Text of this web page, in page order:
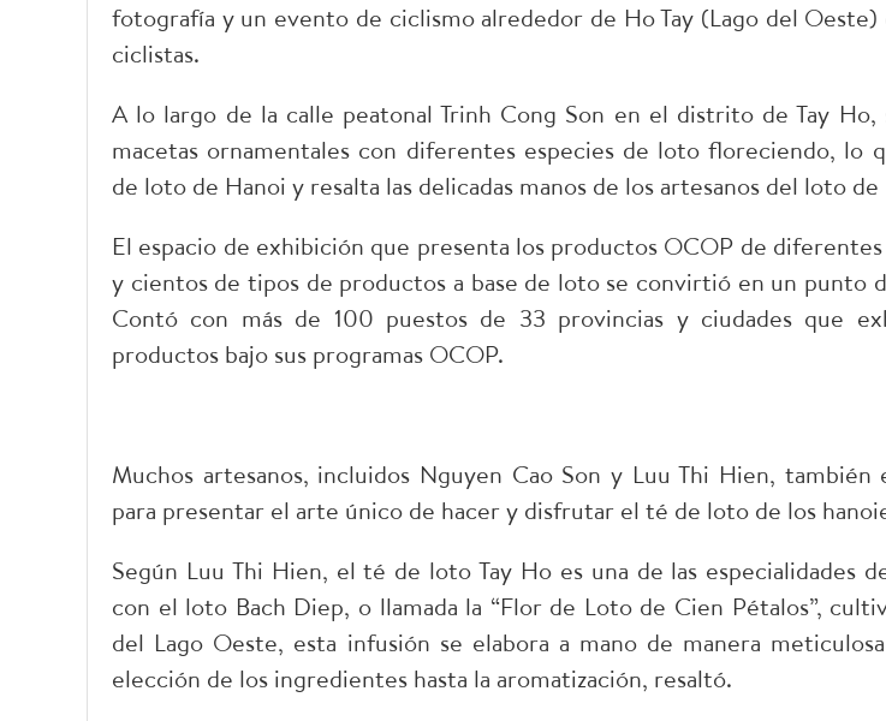
fotografía y un evento de ciclismo alrededor de Ho Tay (Lago del
ciclistas.
A lo largo de la calle peatonal Trinh Cong Son en el distrito de Tay Ho,
macetas ornamentales con diferentes especies de loto floreciendo, lo
de loto de Hanoi y resalta las delicadas manos de los artesanos del loto de
El espacio de exhibición que presenta los productos OCOP de
y cientos de tipos de productos a base de loto se convirtió en un punto
Contó con más de 100 puestos de 33 provincias y ciudades que
productos bajo sus programas OCOP.
Muchos artesanos, incluidos Nguyen Cao Son y Luu Thi Hien, también
para presentar el arte único de hacer y disfrutar el té de loto de los
Según Luu Thi Hien, el té de loto Tay Ho es una de las especialidades
con el loto Bach Diep, o llamada la “Flor de Loto de Cien Pétalos”,
del Lago Oeste, esta infusión se elabora a mano de manera
elección de los ingredientes hasta la aromatización, resaltó.